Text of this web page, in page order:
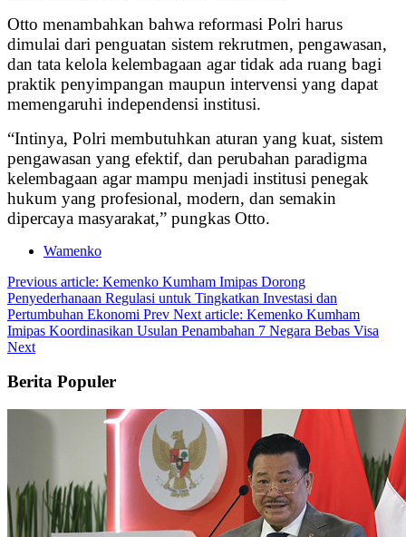
Otto menambahkan bahwa reformasi Polri harus
dimulai dari penguatan sistem rekrutmen, pengawasan,
dan tata kelola kelembagaan agar tidak ada ruang bagi
praktik penyimpangan maupun intervensi yang dapat
memengaruhi independensi institusi.
“Intinya, Polri membutuhkan aturan yang kuat, sistem
pengawasan yang efektif, dan perubahan paradigma
kelembagaan agar mampu menjadi institusi penegak
hukum yang profesional, modern, dan semakin
dipercaya masyarakat,” pungkas Otto.
Wamenko
Previous article: Kemenko Kumham Imipas Dorong
Penyederhanaan Regulasi untuk Tingkatkan Investasi dan
Pertumbuhan Ekonomi Prev Next article: Kemenko Kumham
Imipas Koordinasikan Usulan Penambahan 7 Negara Bebas Visa
Next
Berita Populer